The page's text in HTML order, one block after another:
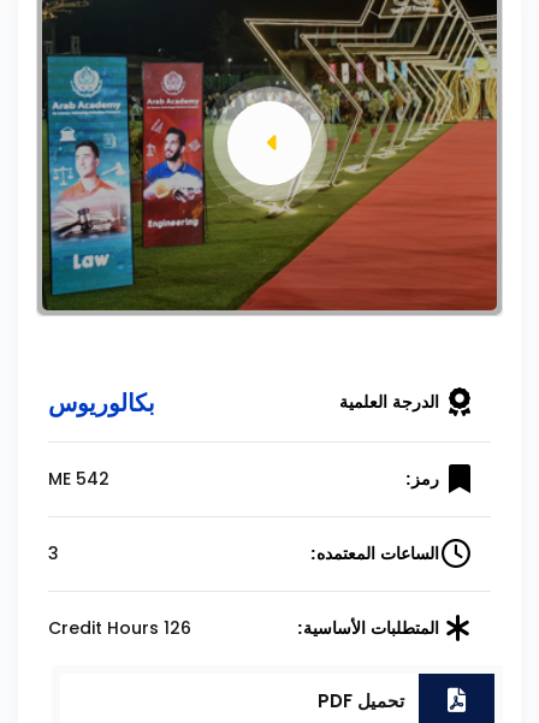
الدرجة العلمية بكالوريوس
رمز: ME 542
الساعات المعتمده: 3
المتطلبات الأساسية: 126 Credit Hours
تحميل PDF